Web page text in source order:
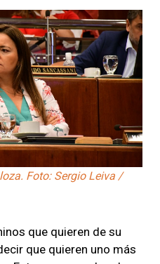
Foto: Sergio Leiva /
que quieren de su
que quieren uno más